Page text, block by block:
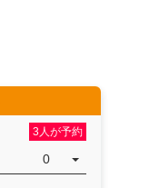
3人が予約
0